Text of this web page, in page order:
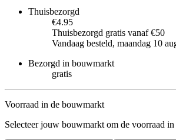
Thuisbezorgd
€4.95
Thuisbezorgd gratis vanaf €50
Vandaag besteld, maandag 10
Bezorgd in bouwmarkt
gratis
Voorraad in de bouwmarkt
Selecteer jouw bouwmarkt om de voorraad